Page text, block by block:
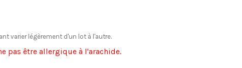
varier légèrement d'un lot à l'autre.
pas être allergique à l'arachide.